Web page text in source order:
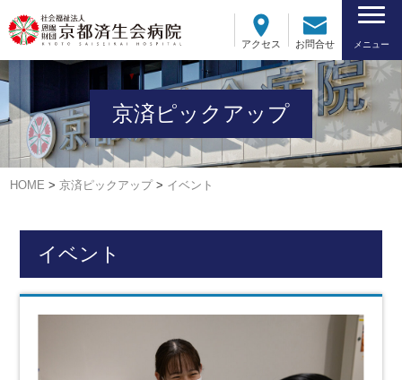
アクセス お問合せ メニュー
京済ピックアップ
HOME >京済ピックアップ> イベント
イベント